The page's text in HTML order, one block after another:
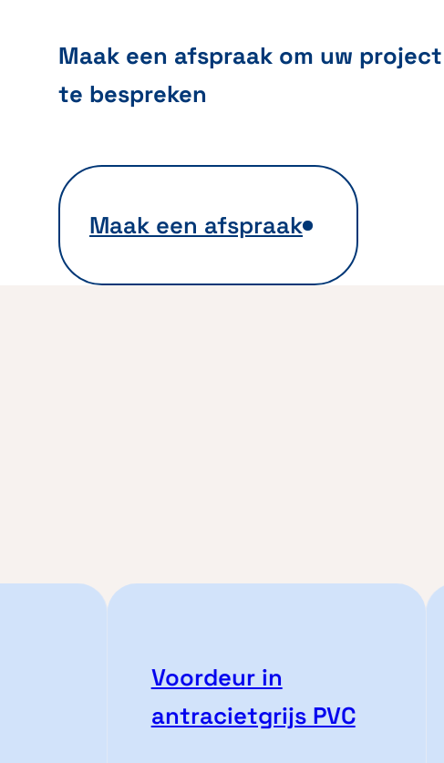
Maak een afspraak om uw project
te bespreken
Maak een afspraak
Voordeur in
antracietgrijs PVC